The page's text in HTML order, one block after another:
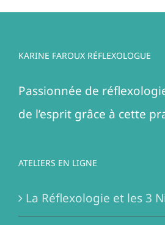
KARINE FAROUX RÉFLEXOLOGUE
Passionnée de
de l’esprit grâce à cette
ATELIERS EN LIGNE
La Réflexologie et les 3